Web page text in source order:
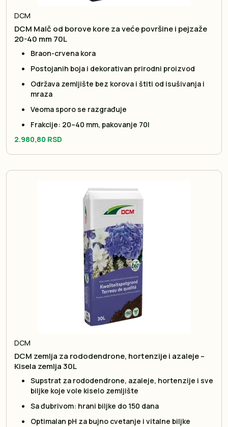
DCM
DCM Malč od borove kore za veće površine i pejzaže
20-40 mm 70L
Braon-crvena kora
Postojanih boja i dekorativan prirodni proizvod
Održava zemljište bez korova i štiti od isušivanja i
mraza
Veoma sporo se razgrađuje
Frakcije: 20–40 mm, pakovanje 70l
2.980,80 RSD
DCM
DCM zemlja za rododendrone, hortenzije i azaleje –
Kisela zemlja 30L
Supstrat za rododendrone, azaleje, hortenzije i sve
biljke koje vole kiselo zemljište
Sa đubrivom: hrani biljke do 150 dana
Optimalan pH za bujno cvetanje i vitalne biljke